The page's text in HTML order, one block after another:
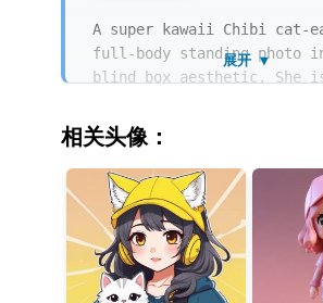
力。
A super kawaii Chibi cat-
full-body standing photo
blind box aesthetic. She
hoodie with cute cat ears
hood. Rendered in C4D and
with 8K high detail, the
features a refined matte
and soft clay texture. Ray
provides delicate
soft studio lighting. Set
clean, solid pastel pink
展开 ▼
相关头像：